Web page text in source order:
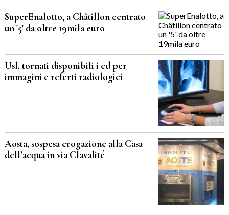
SuperEnalotto, a Châtillon centrato
un '5' da oltre 19mila euro
Usl, tornati disponibili i cd per
immagini e referti radiologici
Aosta, sospesa erogazione alla Casa
dell’acqua in via Clavalité